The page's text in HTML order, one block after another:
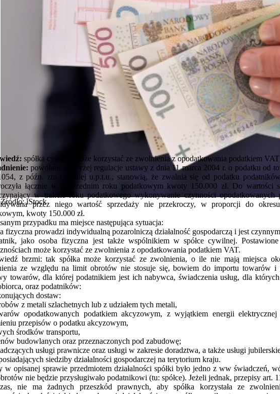
Źródło: iStock
spółka cywilna może korzystać ze zwolnienia z opodatkowania podatkiem
powołane powyżej regulacje ustawy z dnia 11 marca 2004 r. o podatku od
z późn. zm.) - dalej u.p.t.u., stanowią, że zwalnia się od podatku
łącznie w poprzednim roku podatkowym kwoty 150.000 zł. Do
w trakcie roku podatkowego wykonywanie czynności
przez niego wartość sprzedaży nie przekroczy, w proporcji do
kwoty 150.000 zł.
przypadku ma miejsce następująca sytuacja:
fizyczna prowadzi indywidualną pozarolniczą działalność gospodarczą i jest
jako osoba fizyczna jest także wspólnikiem w spółce cywilnej.
może korzystać ze zwolnienia z opodatkowania podatkiem VAT.
brzmi: tak spółka może korzystać ze zwolnienia, o ile nie mają miejsca
ze względu na limit obrotów nie stosuje się, bowiem do importu towarów i
towarów, dla której podatnikiem jest ich nabywca, świadczenia usług, dla
oraz podatników:
dostaw:
z metali szlachetnych lub z udziałem tych metali,
opodatkowanych podatkiem akcyzowym, z wyjątkiem energii
przepisów o podatku akcyzowym,
środków transportu,
budowlanych oraz przeznaczonych pod zabudowę;
usługi prawnicze oraz usługi w zakresie doradztwa, a także usługi
siedziby działalności gospodarczej na terytorium kraju.
w opisanej sprawie przedmiotem działalności spółki było jedno z ww świadczeń,
nie będzie przysługiwało podatnikowi (tu: spółce). Jeżeli jednak, przepisy art.
nie ma żadnych przeszkód prawnych, aby spółka korzystała ze